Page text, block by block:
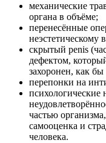
механические
органа в объёме;
перенесённые
неэстетическому
скрытый penis
дефектом,
захоронен, как
перепонки на
психологические
частью
самооценка и
человека.